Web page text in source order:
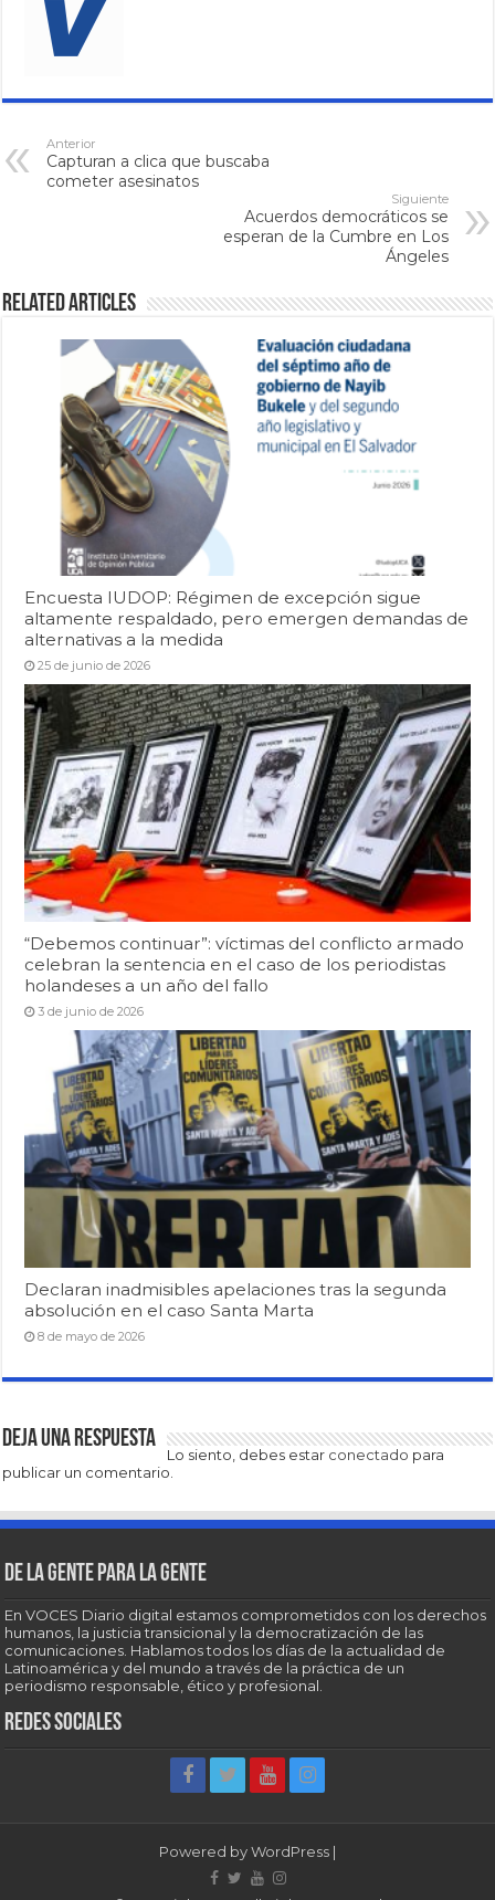
Anterior
Capturan a clica que buscaba
cometer asesinatos
Siguiente
Acuerdos democráticos se
esperan de la Cumbre en Los
Ángeles
Related Articles
Encuesta IUDOP: Régimen de excepción sigue
altamente respaldado, pero emergen demandas de
alternativas a la medida
25 de junio de 2026
“Debemos continuar”: víctimas del conflicto armado
celebran la sentencia en el caso de los periodistas
holandeses a un año del fallo
3 de junio de 2026
Declaran inadmisibles apelaciones tras la segunda
absolución en el caso Santa Marta
8 de mayo de 2026
Deja una respuesta
Lo siento, debes estar conectado para
publicar un comentario.
De la gente para la gente
En VOCES Diario digital estamos comprometidos con los derechos
humanos, la justicia transicional y la democratización de las
comunicaciones. Hablamos todos los días de la actualidad de
Latinoamérica y del mundo a través de la práctica de un
periodismo responsable, ético y profesional.
Redes sociales
Powered byWordPress |